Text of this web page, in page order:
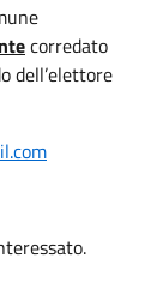
corredato
dell’elettore